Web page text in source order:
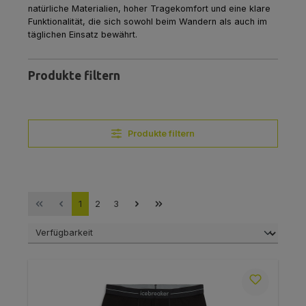
natürliche Materialien, hoher Tragekomfort und eine klare
Funktionalität, die sich sowohl beim Wandern als auch im
täglichen Einsatz bewährt.
Produkte filtern
Produkte filtern
Seite
1 Seite
2 Seite
3